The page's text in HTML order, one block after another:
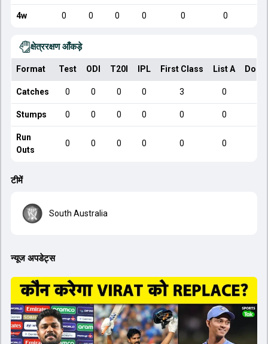
4w 0 0 0 0 0 0
क्षेत्ररक्षण आँकड़े
Format Test ODI T20I IPL First Class List A
Catches 0 0 0 0 3 0
Stumps 0 0 0 0 0 0
Run
Outs
0 0 0 0 0 0
टीमें
South Australia
न्यूज अपडेट्स